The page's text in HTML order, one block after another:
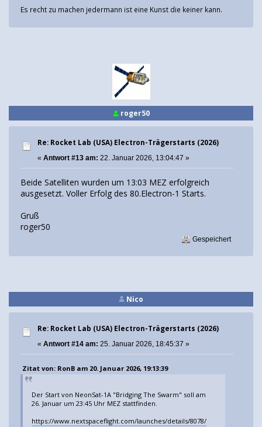
Es recht zu machen jedermann ist eine Kunst die keiner kann.
roger50
Re: Rocket Lab (USA) Electron-Trägerstarts (2026)
« Antwort #13 am: 22. Januar 2026, 13:04:47 »
Beide Satelliten wurden um 13:03 MEZ erfolgreich
ausgesetzt. Voller Erfolg des 80.Electron-1 Starts.
Gruß
roger50
Gespeichert
Nico
Re: Rocket Lab (USA) Electron-Trägerstarts (2026)
« Antwort #14 am: 25. Januar 2026, 18:45:37 »
Zitat von: RonB am 20. Januar 2026, 19:13:39
Der Start von NeonSat-1A "Bridging The Swarm" soll am
26. Januar um 23:45 Uhr MEZ stattfinden.
https://www.nextspaceflight.com/launches/details/8078/